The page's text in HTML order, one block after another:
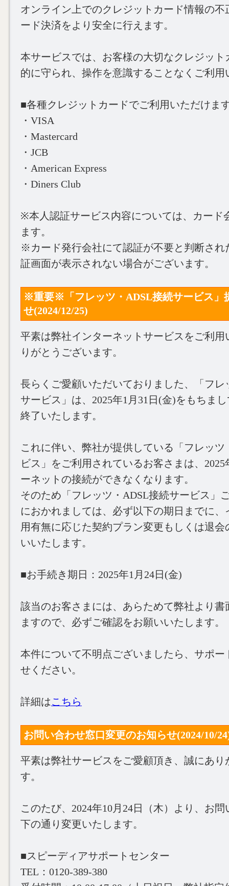
オンライン上でのクレジットカード情報の不
ード決済をより安全に行えます。
本サービスでは、お客様の大切なクレジット
的に守られ、操作を意識することなくご利用
■各種クレジットカードでご利用いただけま
・VISA
・Mastercard
・JCB
・American Express
・Diners Club
※本人認証サービス内容については、カード
ます。
※カード発行会社にて認証が不要と判断され
証画面が表示されない場合がございます。
※重要※「フレッツ・ADSL接続サービス」
せ(2024/12/25)
平素は弊社インターネットサービスをご利用
りがとうございます。
長らくご愛顧いただいておりました、「フレ
サービス」は、2025年1月31日(金)をもちま
終了いたします。
これに伴い、弊社が提供している「フレッツ
ビス」をご利用されているお客さまは、
ーネットの接続ができなくなります。
そのため「フレッツ・ADSL接続サービス」
におかれましては、必ず以下の期日までに、
用有無に応じた契約プラン変更もしくは退会
いいたします。
■お手続き期日：2025年1月24日(金)
該当のお客さまには、あらためて弊社より書
ますので、必ずご確認をお願いいたします。
本件について不明点ございましたら、サポー
せください。
詳細はこちら
お問い合わせ窓口変更のお知らせ(2024/10/
平素は弊社サービスをご愛顧頂き、誠にあり
す。
このたび、2024年10月24日（木）より、お
下の通り変更いたします。
■スピーディアサポートセンター
TEL：0120-389-380